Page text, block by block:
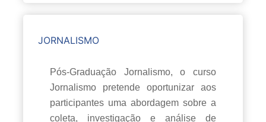
JORNALISMO
Pós-Graduação Jornalismo, o curso
Jornalismo pretende oportunizar aos
participantes uma abordagem sobre a
coleta, investigação e análise de